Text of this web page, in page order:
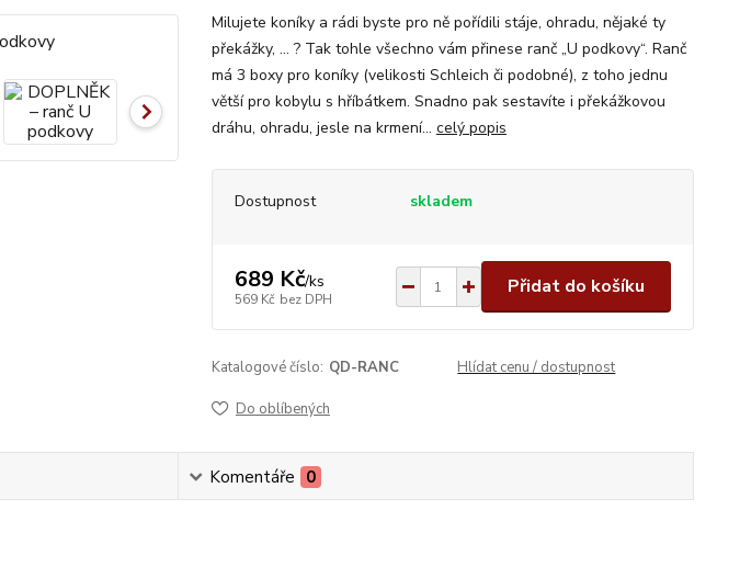
Milujete koníky a rádi byste pro ně pořídili stáje, ohradu, nějaké ty
překážky, … ? Tak tohle všechno vám přinese ranč „U podkovy“. Ranč
má 3 boxy pro koníky (velikosti Schleich či podobné), z toho jednu
větší pro kobylu s hříbátkem. Snadno pak sestavíte i překážkovou
dráhu, ohradu, jesle na krmení... celý popis
Dostupnost skladem
689 Kč/ks
569 Kč bez DPH
Přidat do košíku
Katalogové číslo: QD-RANC Hlídat cenu / dostupnost
Do oblíbených
Komentáře 0